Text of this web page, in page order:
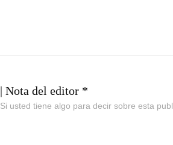
| Nota del editor *
Si usted tiene algo para decir sobre esta